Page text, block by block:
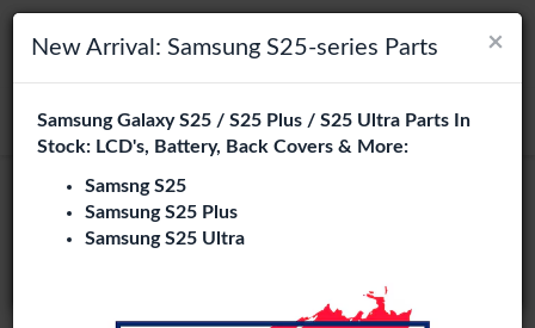
×
Wählen Sie Ihre Sprache
Es sieht so aus, als wären Sie in Vereinigte Staaten
Besuchen Sie
Navigation umschalten
suchen
Login
×
New Arrival: Samsung S25-series Parts
Samsung Galaxy S25 / S25 Plus / S25 Ultra Parts In
Stock: LCD's, Battery, Back Covers & More:
Samsng S25
Samsung S25 Plus
Samsung S25 Ultra